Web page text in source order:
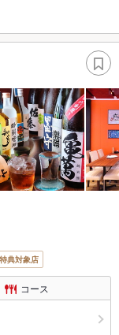
典対象店
コース